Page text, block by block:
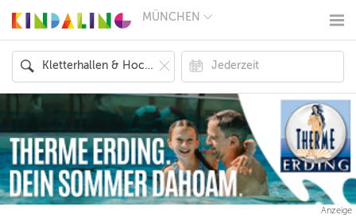
MÜNCHEN
MÜNCHEN
HAMBURG
FRANKFURT
KÖLN
DÜSSELDORF
STUTTGART
ESSEN
HANNOVER
LEIPZIG
DRESDEN
NÜRNBERG
Anzeige